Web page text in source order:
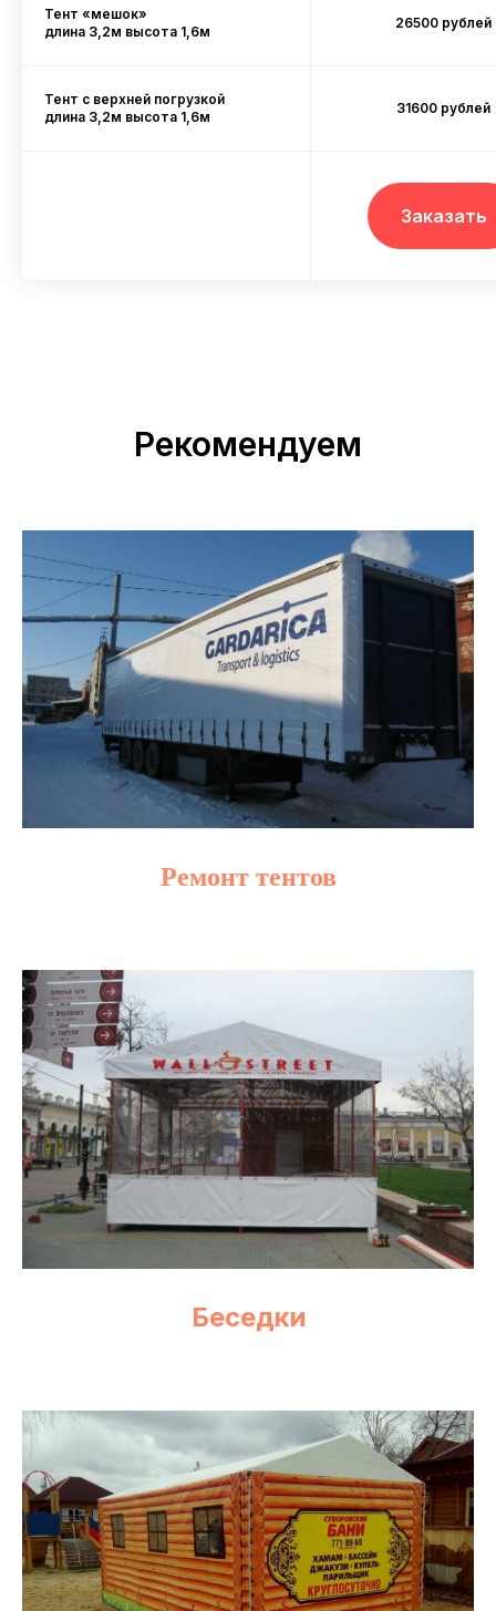
Тент «мешок»
длина 3,2м высота 1,6м
26500 рублей
Тент с верхней погрузкой
длина 3,2м высота 1,6м
31600 рублей
Заказать
Рекомендуем
Ремонт тентов
Беседки